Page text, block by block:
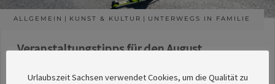
ALLGEMEIN KUNST & KULTUR UNTERWEGS IN FAMILIE
Veranstaltungstipps für den August
Urlaubszeit Sachsen verwendet Cookies, um die Qualität zu